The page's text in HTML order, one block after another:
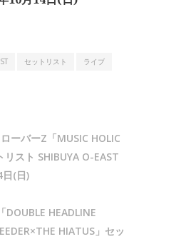
セットリスト ライブ
ーバーZ「MUSIC HOLIC
リスト SHIBUYA O-EAST
(日)
DOUBLE HEADLINE
HIATUS」セッ